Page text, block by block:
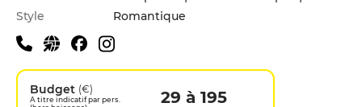
Style
Romantique
Budget (€)
A titre indicatif par pers.
29 à 195